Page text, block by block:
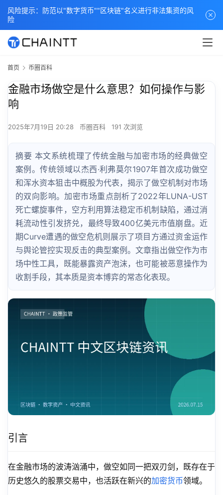
首页 币圈百科
金融市场做空是什么意思？如何操作与影
响
2025年7月19日 20:28 币圈百科 191 次浏览
摘要 本文系统梳理了传统金融与加密市场的经典做空
案例。传统领域以杰西·利弗莫尔1907年首次成功做空
和浑水资本狙击中概股为代表，揭示了做空机制对市场
的双向影响。加密市场重点剖析了2022年LUNA-UST
死亡螺旋事件，空方利用算法稳定币机制缺陷，通过消
耗流动性引发挤兑，最终导致400亿美元市值崩盘。近
期Curve遭遇的做空危机则展示了项目方通过资金运作
与舆论管控实现反击的典型案例。文章指出做空作为市
场中性工具，既能暴露资产泡沫，也可能被恶意操作为
收割手段，其本质是资本博弈的常态化表现。
引言
在金融市场的波涛汹涌中，做空如同一把双刃剑，既存在于
历史悠久的股票交易中，也活跃在新兴的加密货币领域。
风险提示：防范以"数字货币""区块链"名义进行非法集资的风
险